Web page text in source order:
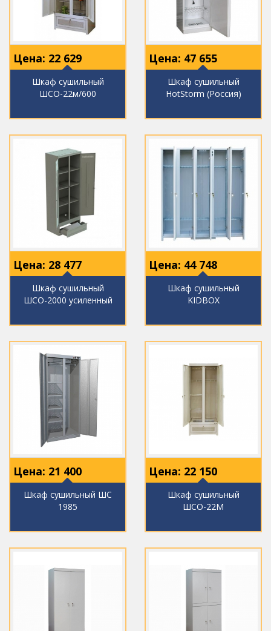
Цена: 22 629
Шкаф сушильный
ШСО-22м/600
Цена: 47 655
Шкаф сушильный
HotStorm (Россия)
Цена: 28 477
Шкаф сушильный
ШСО-2000 усиленный
Цена: 44 748
Шкаф сушильный
KIDBOX
Цена: 21 400
Шкаф сушильный ШС
1985
Цена: 22 150
Шкаф сушильный
ШСО-22М